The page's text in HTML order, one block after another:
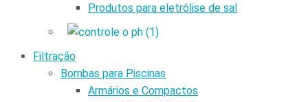
Produtos para eletrólise de sal
Filtração
Bombas para Piscinas
Armários e Compactos